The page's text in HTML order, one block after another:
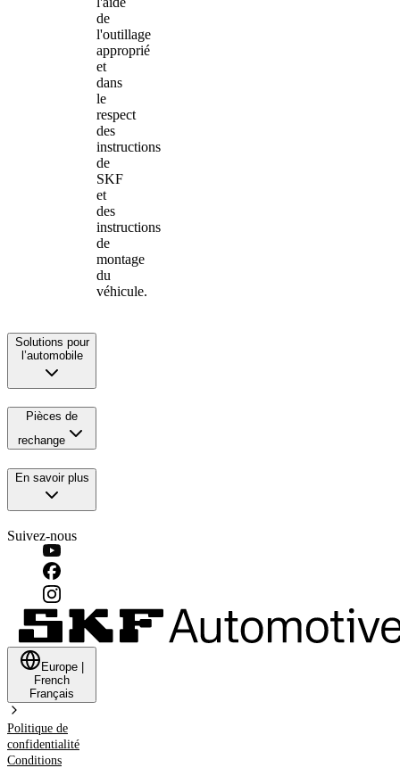
de
l'outillage
approprié
et
dans
le
respect
des
instructions
de
SKF
et
des
instructions
de
montage
du
véhicule.
Solutions pour
l’automobile
Pièces de
rechange
En savoir plus
Suivez-nous
Europe
French
Français
Politique de
confidentialité
Conditions